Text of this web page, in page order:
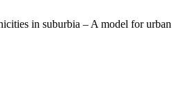
in suburbia – A model for